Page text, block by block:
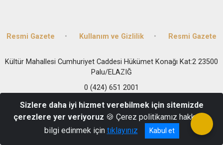
Resmi Gazete Kullanım ve Gizlilik Resmi Gazete
Kültür Mahallesi Cumhuriyet Caddesi Hükümet Konağı Kat:2 23500
Palu/ELAZIĞ
0 (424) 651 2001
Sizlere daha iyi hizmet verebilmek için sitemizde
çerezlere yer veriyoruz 🍪 Çerez politikamız hakkında
bilgi edinmek için tıklayınız Kabul et